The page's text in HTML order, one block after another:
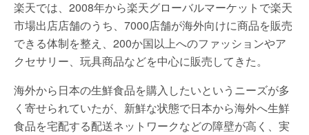
楽天では、2008年から楽天グローバルマーケットで楽天
市場出店店舗のうち、7000店舗が海外向けに商品を販売
できる体制を整え、200か国以上へのファッションやア
クセサリー、玩具商品などを中心に販売してきた。
海外から日本の生鮮食品を購入したいというニーズが多
く寄せられていたが、新鮮な状態で日本から海外へ生鮮
食品を宅配する配送ネットワークなどの障壁が高く、実